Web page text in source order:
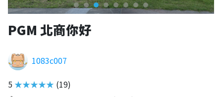
PGM 北商你好
1083c007
5 ★★★★★ (19)